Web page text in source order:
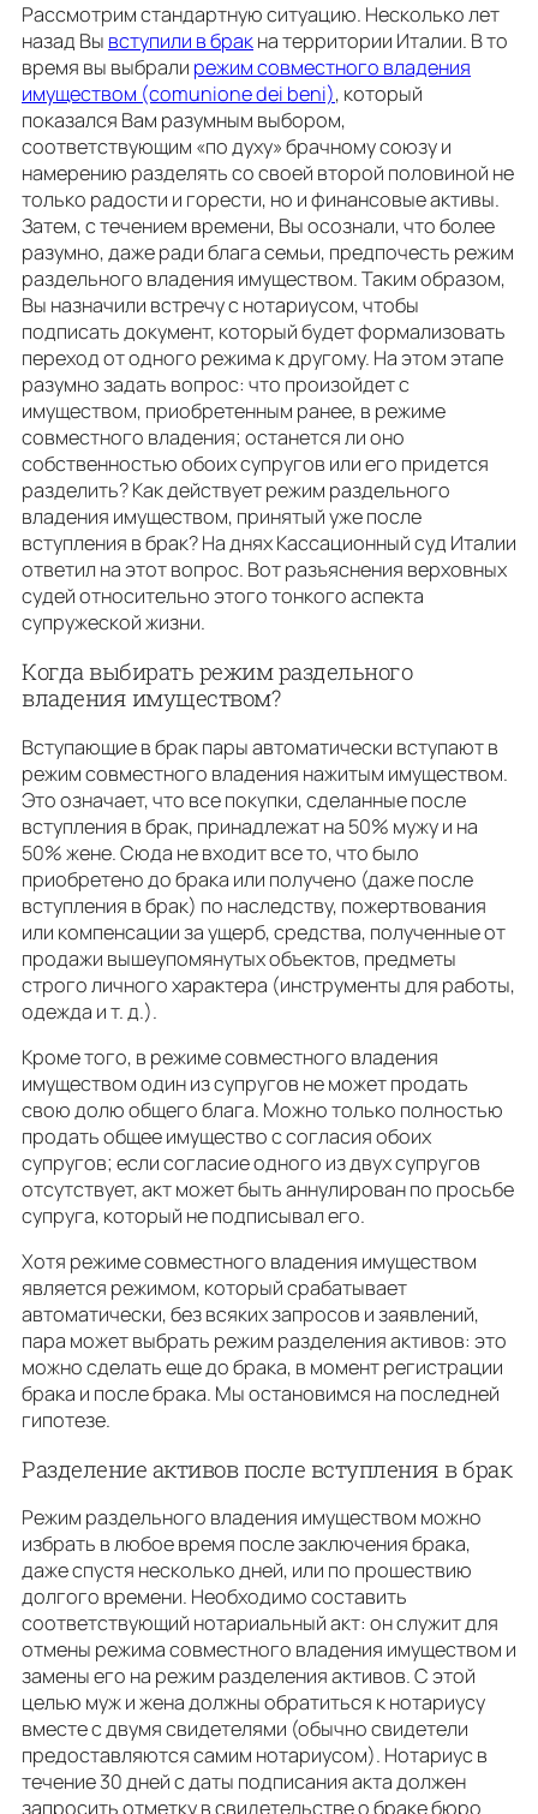
Рассмотрим стандартную ситуацию. Несколько лет
назад Вы вступили в бракна территории Италии. В то
время вы выбрали режим совместного владения
имуществом (comunione dei beni), который
показался Вам разумным выбором,
соответствующим «по духу» брачному союзу и
намерению разделять со своей второй половиной не
только радости и горести, но и финансовые активы.
Затем, с течением времени, Вы осознали, что более
разумно, даже ради блага семьи, предпочесть режим
раздельного владения имуществом. Таким образом,
Вы назначили встречу с нотариусом, чтобы
подписать документ, который будет формализовать
переход от одного режима к другому. На этом этапе
разумно задать вопрос: что произойдет с
имуществом, приобретенным ранее, в режиме
совместного владения; останется ли оно
собственностью обоих супругов или его придется
разделить? Как действует режим раздельного
владения имуществом, принятый уже после
вступления в брак? На днях Кассационный суд Италии
ответил на этот вопрос. Вот разъяснения верховных
судей относительно этого тонкого аспекта
супружеской жизни.
Когда выбирать режим раздельного
владения имуществом?
Вступающие в брак пары автоматически вступают в
режим совместного владения нажитым имуществом.
Это означает, что все покупки, сделанные после
вступления в брак, принадлежат на 50% мужу и на
50% жене. Сюда не входит все то, что было
приобретено до брака или получено (даже после
вступления в брак) по наследству, пожертвования
или компенсации за ущерб, средства, полученные от
продажи вышеупомянутых объектов, предметы
строго личного характера (инструменты для работы,
одежда и т. д.).
Кроме того, в режиме совместного владения
имуществом один из супругов не может продать
свою долю общего блага. Можно только полностью
продать общее имущество с согласия обоих
супругов; если согласие одного из двух супругов
отсутствует, акт может быть аннулирован по просьбе
супруга, который не подписывал его.
Хотя режиме совместного владения имуществом
является режимом, который срабатывает
автоматически, без всяких запросов и заявлений,
пара может выбрать режим разделения активов: это
можно сделать еще до брака, в момент регистрации
брака и после брака. Мы остановимся на последней
гипотезе.
Разделение активов после вступления в брак
Режим раздельного владения имуществом можно
избрать в любое время после заключения брака,
даже спустя несколько дней, или по прошествию
долгого времени. Необходимо составить
соответствующий нотариальный акт: он служит для
отмены режима совместного владения имуществом и
замены его на режим разделения активов. С этой
целью муж и жена должны обратиться к нотариусу
вместе с двумя свидетелями (обычно свидетели
предоставляются самим нотариусом). Нотариус в
течение 30 дней с даты подписания акта должен
запросить отметку в свидетельстве о браке бюро